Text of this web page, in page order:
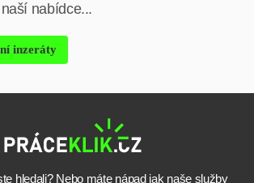
nabídce...
inzeráty
hledali? Nebo máte nápad jak naše služby